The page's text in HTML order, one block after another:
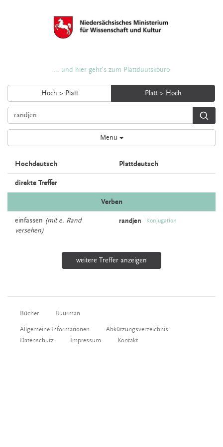
... und hier geht's zum Plattdüütskbüro
Hoch > Platt Platt > Hoch
Menü
Hochdeutsch Plattdeutsch
direkte Treffer
Verben
einfassen (mit e. Rand
versehen)
randjen Konjugation
weitere Treffer anzeigen
Bücher Buurman
Allgemeine Informationen
Abkürzungsverzeichnis
Datenschutz
Impressum Kontakt